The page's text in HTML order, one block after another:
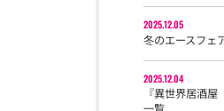
2025.12.05
冬のエースフェ
2025.12.04
『異世界居酒